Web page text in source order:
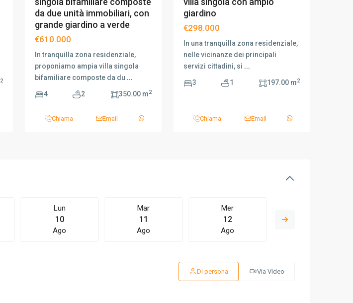
2
da due unità immobiliari, con
grande giardino a verde
€610.000
In tranquilla zona residenziale,
proponiamo ampia villa singola
bifamiliare composte da du ...
4 2 350.00 m2
Chiama Email
giardino
€298.000
In una tranquilla zona residenziale,
nelle vicinanze dei principali
servizi cittadini, si ...
3 1 197.00 m2
Chiama Email
Lun
10
Ago
Mar
11
Ago
Mer
12
Ago
Di persona Via Video